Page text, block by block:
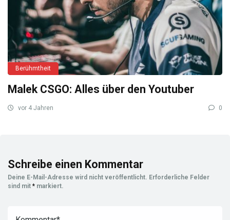
Berühmtheit
Malek CSGO: Alles über den Youtuber
vor 4 Jahren 0
Schreibe einen Kommentar
Deine E-Mail-Adresse wird nicht veröffentlicht. Erforderliche Felder
sind mit * markiert.